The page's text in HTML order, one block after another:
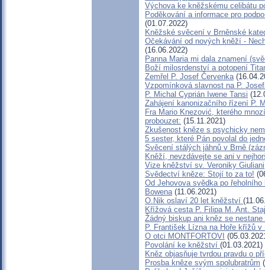
Výchova ke kněžskému celibátu
Poděkování a informace pro
(01.07.2022)
Kněžské svěcení v Brněnské
Očekávání od nových kněží -
(16.06.2022)
Panna Maria mi dala znamení
Boží milosrdenství a potopení
Zemřel P. Josef Červenka
Vzpomínková slavnost na P.
P. Michal Cyprián Iwene Tansi
Zahájení kanonizačního řízení P.
Fra Mario Knezović, kterého
probouzet: (15.11.2021)
Zkušenost kněze s psychicky
5 sester, které Pán povolal do
Svěcení stálých jáhnů v Brně
Kněží, nevzdávejte se ani v
Vize kněžství sv. Veroniky Giuliani
Svědectví kněze: Stojí to za to!
Od Jehovova svědka po
Bowena(11.06.2021)
O.Nik oslaví 20 let kněžství
Křížová cesta P. Filipa M. Ant.
Žádný biskup ani kněz se
P. František Lízna na Hoře křížů v
O otci MONTFORTOVI
Povolání ke kněžství (01.03.2021)
Kněz objasňuje tvrdou pravdu o
Prosba kněze svým spolubratrům